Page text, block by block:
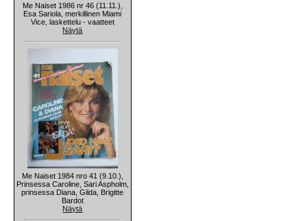
Me Naiset 1986 nr 46 (11.11.),
Esa Sariola, merkillinen Miami
Vice, laskettelu - vaatteet
Näytä
Me Naiset 1984 nro 41 (9.10.),
Prinsessa Caroline, Sari Aspholm,
prinsessa Diana, Gilda, Brigitte
Bardot
Näytä